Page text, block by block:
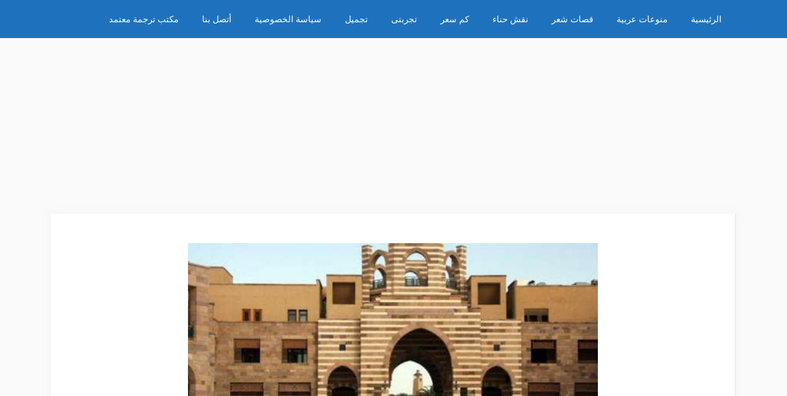
المحتوى
الرئيسية منوعات عربية قصات شعر نقش حناء كم سعر تجربتى تجميل سياسة الخصوصية أتصل بنا مكتب ترجمة معتمد